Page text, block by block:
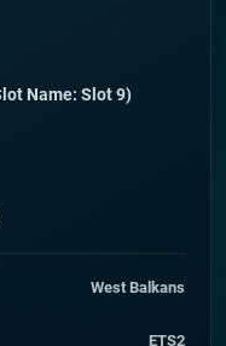
Name: Slot 9)
West Balkans
ETS2